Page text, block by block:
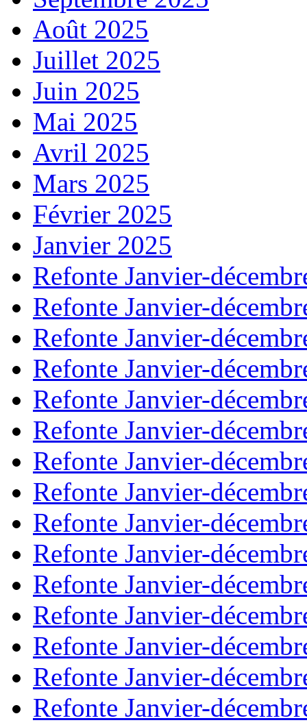
Août 2025
Juillet 2025
Juin 2025
Mai 2025
Avril 2025
Mars 2025
Février 2025
Janvier 2025
Refonte Janvier-
Refonte Janvier-
Refonte Janvier-
Refonte Janvier-
Refonte Janvier-
Refonte Janvier-
Refonte Janvier-
Refonte Janvier-
Refonte Janvier-
Refonte Janvier-
Refonte Janvier-
Refonte Janvier-
Refonte Janvier-
Refonte Janvier-
Refonte Janvier-